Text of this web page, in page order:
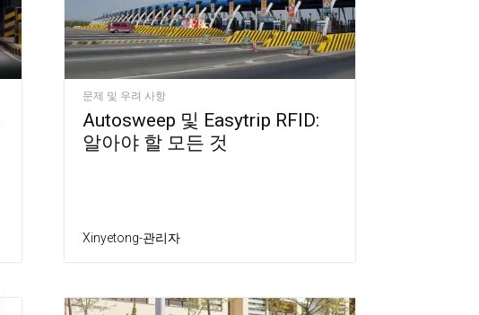
문제 및 우려 사항
Autosweep 및 Easytrip RFID:
알아야 할 모든 것
Xinyetong-관리자